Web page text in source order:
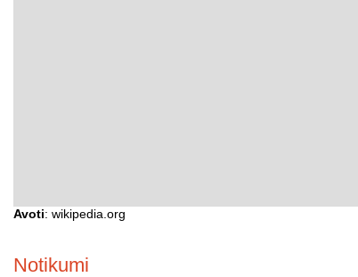
Avoti: wikipedia.org
Notikumi